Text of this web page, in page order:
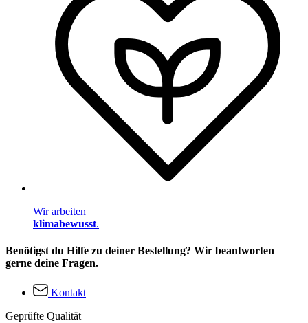
Wir arbeiten
klimabewusst.
Benötigst du Hilfe zu deiner Bestellung? Wir beantworten
gerne deine Fragen.
Kontakt
Geprüfte Qualität